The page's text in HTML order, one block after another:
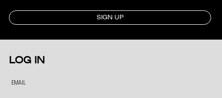
SIGN UP
LOG IN
EMAIL